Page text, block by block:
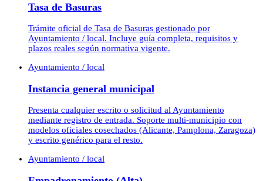
Tasa de Basuras
Trámite oficial de Tasa de Basuras gestionado por
Ayuntamiento / local. Incluye guía completa, requisitos y
plazos reales según normativa vigente.
Ayuntamiento / local
Instancia general municipal
Presenta cualquier escrito o solicitud al Ayuntamiento
mediante registro de entrada. Soporte multi-municipio con
modelos oficiales cosechados (Alicante, Pamplona, Zaragoza)
y escrito genérico para el resto.
Ayuntamiento / local